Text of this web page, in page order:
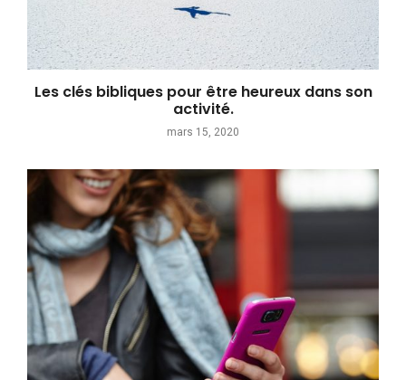
Les clés bibliques pour être heureux dans son
activité.
mars 15, 2020